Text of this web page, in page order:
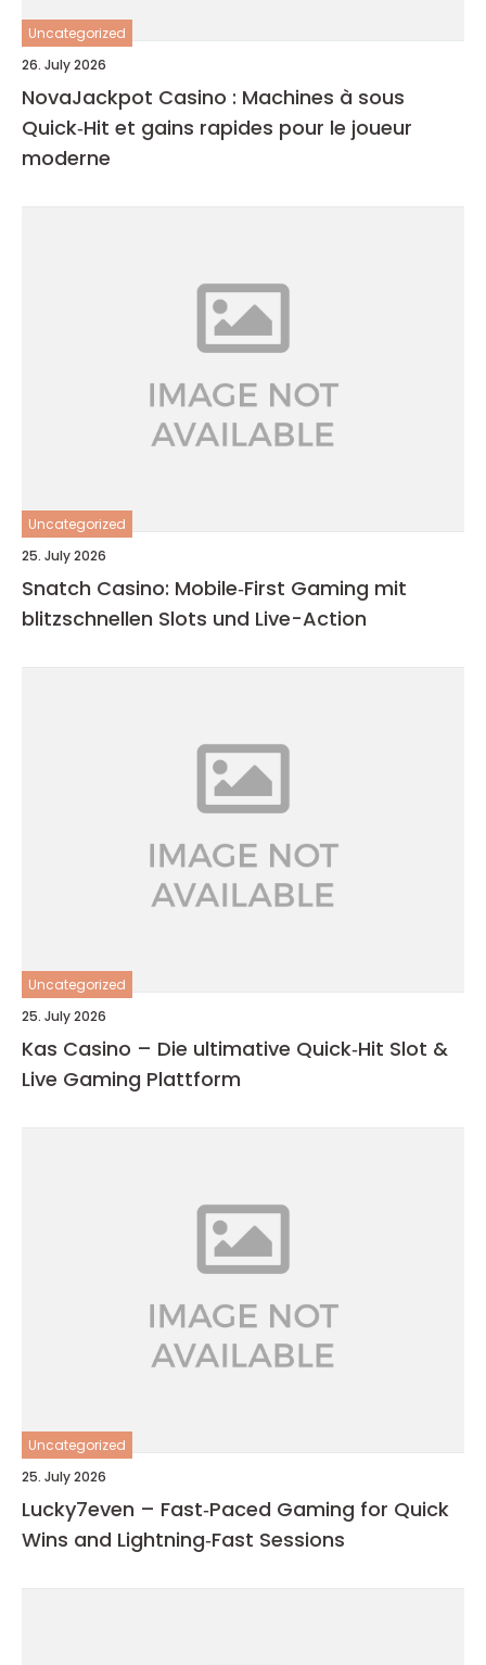
Uncategorized
26. July 2026
NovaJackpot Casino : Machines à sous
Quick‑Hit et gains rapides pour le joueur
moderne
Uncategorized
25. July 2026
Snatch Casino: Mobile‑First Gaming mit
blitzschnellen Slots und Live-Action
Uncategorized
25. July 2026
Kas Casino – Die ultimative Quick‑Hit Slot &
Live Gaming Plattform
Uncategorized
25. July 2026
Lucky7even – Fast‑Paced Gaming for Quick
Wins and Lightning‑Fast Sessions